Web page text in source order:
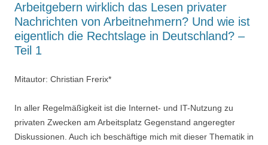
Arbeitgebern wirklich das Lesen privater
Nachrichten von Arbeitnehmern? Und wie ist
eigentlich die Rechtslage in Deutschland? –
Teil 1
Mitautor: Christian Frerix*
In aller Regelmäßigkeit ist die Internet- und IT-Nutzung zu
privaten Zwecken am Arbeitsplatz Gegenstand angeregter
Diskussionen. Auch ich beschäftige mich mit dieser Thematik in